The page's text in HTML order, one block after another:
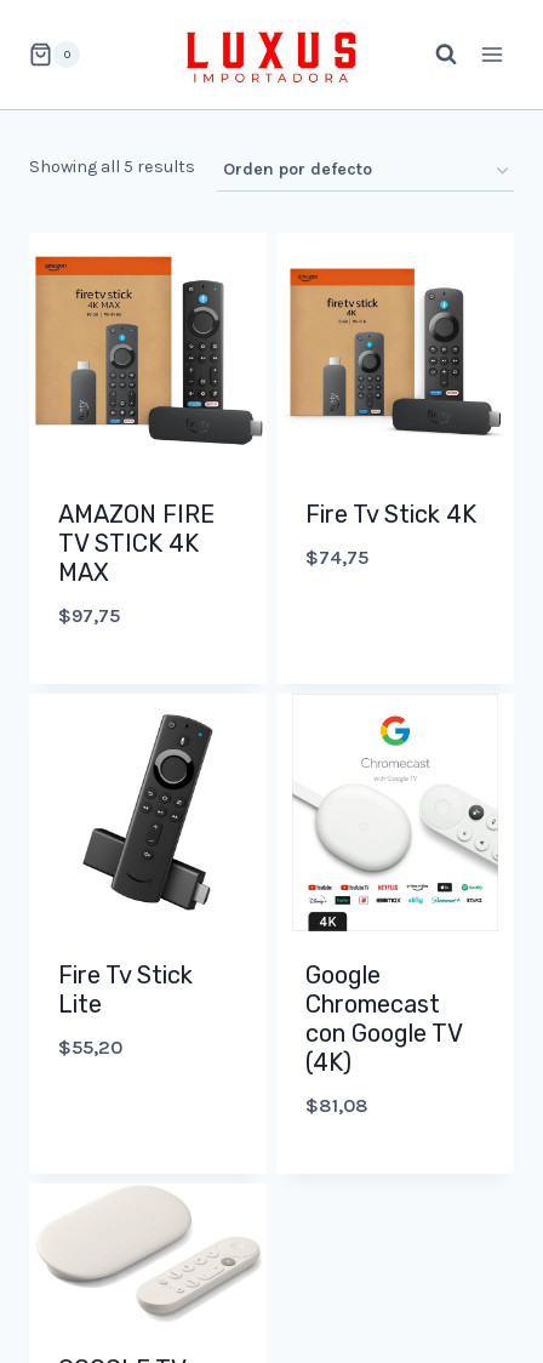
0
Showing all 5 results
AMAZON FIRE
TV STICK 4K
MAX
$97,75
Fire Tv Stick 4K
$74,75
Fire Tv Stick
Lite
$55,20
Google
Chromecast
con Google TV
(4K)
$81,08